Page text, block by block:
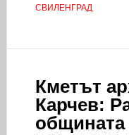
СВИЛЕНГРАД
Кметът
Карчев:
общината